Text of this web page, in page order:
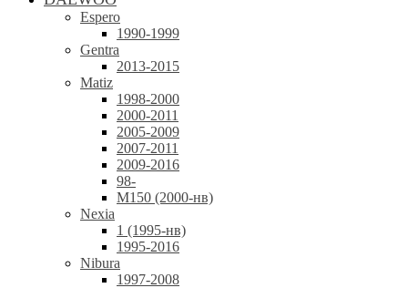
Espero
1990-1999
Gentra
2013-2015
Matiz
1998-2000
2000-2011
2005-2009
2007-2011
2009-2016
98-
М150 (2000-нв)
Nexia
1 (1995-нв)
1995-2016
Nibura
1997-2008